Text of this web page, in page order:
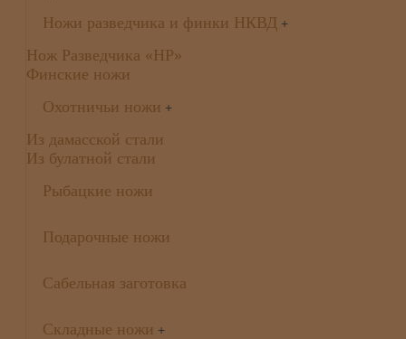
Ножи разведчика и финки НКВД +
Нож Разведчика «НР»
Финские ножи
Охотничьи ножи +
Из дамасской стали
Из булатной стали
Рыбацкие ножи
Подарочные ножи
Сабельная заготовка
Складные ножи +